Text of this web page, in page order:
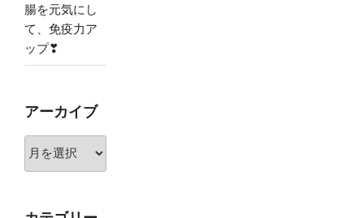
腸を元気にし
て、免疫力ア
ップ❣
アーカイブ
ア